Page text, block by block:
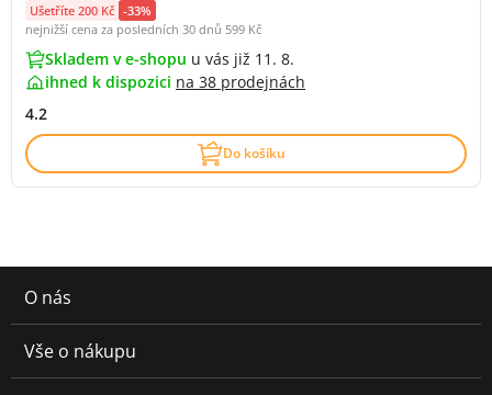
Ušetříte 200 Kč -33%
nejnižší cena za posledních 30 dnů 599 Kč
Skladem v e-shopu u vás již 11. 8.
ihned k dispozici na 38 prodejnách
4.2
Do košíku
O nás
Vše o nákupu